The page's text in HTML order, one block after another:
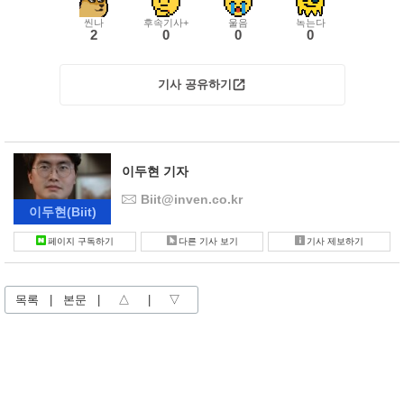
씬나
2
후속기사+
0
울음
0
녹는다
0
기사 공유하기
이두현(Biit)
이두현 기자
Biit@inven.co.kr
페이지 구독하기 다른 기사 보기 기사 제보하기
목록 | 본문 | △ | ▽